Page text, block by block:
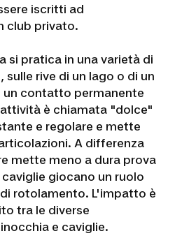
iscritti ad
club privato.
si pratica in una varietà di
rive di un lago o di un
contatto permanente
è chiamata "dolce"
e regolare e mette
A differenza
mette meno a dura prova
giocano un ruolo
rotolamento. L'impatto è
tra le diverse
e caviglie.